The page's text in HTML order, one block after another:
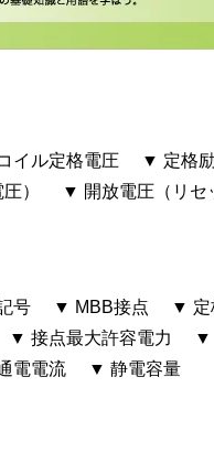
イル定格電圧 ▼ 定格
）
▼ 開放電圧（リセ
号 ▼ MBB接点 ▼ 定
▼ 接点最大許容電力 ▼
電電流 ▼ 静電容量